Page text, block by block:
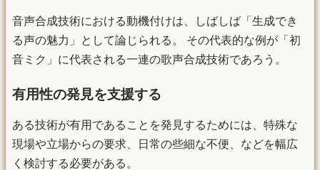
音声合成技術における動機付けは、しばしば「生成でき
る声の魅力」として論じられる。 その代表的な例が「初
音ミク」に代表される一連の歌声合成技術であろう。
有用性の発見を支援する
ある技術が有用であることを発見するためには、特殊な
現場や立場からの要求、日常の些細な不便、などを幅広
く検討する必要がある。